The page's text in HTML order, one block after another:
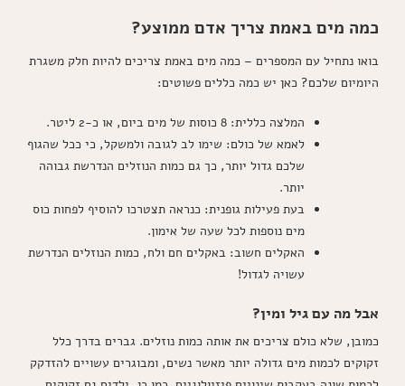
כמה מים באמת צריך אדם ממוצע?
בואו נתחיל עם המספרים – כמה מים באמת צריכים להיות חלק משגרת
היומיום שלכם? כאן יש כמה כללים פשוטים:
המלצה כללית: 8 כוסות של מים ביום, או כ-2 ליטר.
לאמא של כולם: שימו לב לגובה ולמשקל, כי ככל שהגוף
שלכם גדול יותר, כך גם כמות הנוזלים הנדרשת גבוהה
יותר.
בעת פעילות גופנית: כנראה תצטרכו להוסיף לפחות כוס
מים נוספות לכל שעה של אימון.
האקלים חשוב: באקלים חם ולח, כמות הנוזלים הנדרשת
עשויה לגדול!
אבל מה עם גיל ומין?
כמובן, שלא כולם צריכים את אותה כמות נוזלים. גברים בדרך כלל
זקוקים לכמות מים גדולה יותר מאשר נשים, ומבוגרים עשויים להזדקק